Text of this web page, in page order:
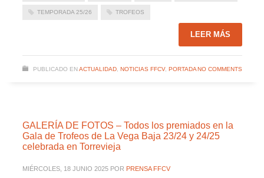
TEMPORADA 25/26 TROFEOS
LEER MÁS
PUBLICADO EN ACTUALIDAD, NOTICIAS FFCV, PORTADA NO COMMENTS
GALERÍA DE FOTOS – Todos los premiados en la
Gala de Trofeos de La Vega Baja 23/24 y 24/25
celebrada en Torrevieja
MIÉRCOLES, 18 JUNIO 2025 POR PRENSA FFCV